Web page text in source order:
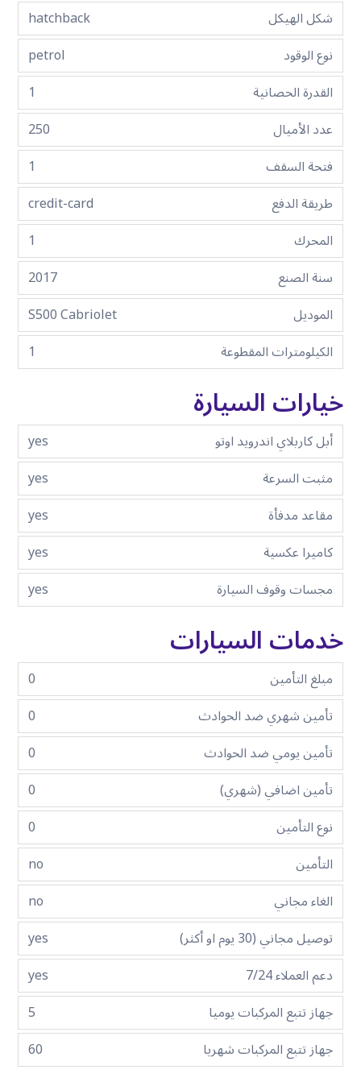
شكل الهيكل
hatchback
نوع الوقود
petrol
القدرة الحصانية
1
عدد الأميال
250
فتحة السقف
1
طريقة الدفع
credit-card
المحرك
1
سنة الصنع
2017
الموديل
S500 Cabriolet
الكيلومترات المقطوعة
1
خيارات السيارة
أبل كاربلاي اندرويد اوتو
yes
مثبت السرعة
yes
مقاعد مدفأة
yes
كاميرا عكسية
yes
مجسات وقوف السيارة
yes
خدمات السيارات
مبلغ التأمين
0
تأمين شهري ضد الحوادث
0
تأمين يومي ضد الحوادث
0
تأمين اضافي (شهري)
0
نوع التأمين
0
التأمين
no
الغاء مجاني
no
توصيل مجاني (30 يوم او أكثر)
yes
دعم العملاء 7/24
yes
جهاز تتبع المركبات يوميا
5
جهاز تتبع المركبات شهريا
60